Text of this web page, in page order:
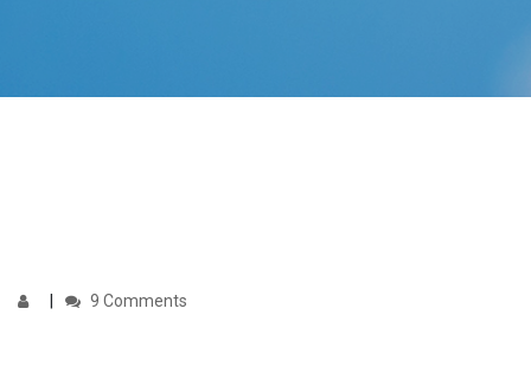
9 Comments